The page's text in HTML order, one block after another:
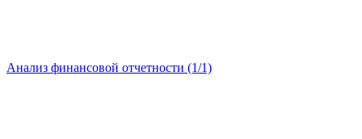
Анализ финансовой отчетности (1/1)